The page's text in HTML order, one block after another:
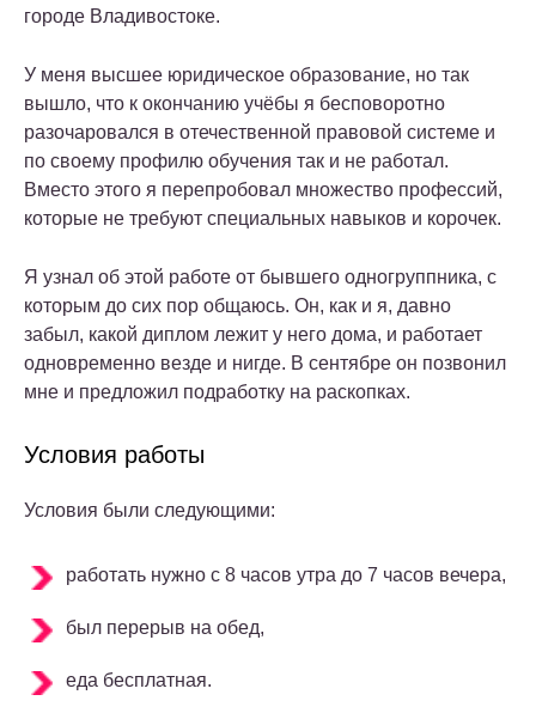
городе Владивостоке.
У меня высшее юридическое образование, но так
вышло, что к окончанию учёбы я бесповоротно
разочаровался в отечественной правовой системе и
по своему профилю обучения так и не работал.
Вместо этого я перепробовал множество профессий,
которые не требуют специальных навыков и корочек.
Я узнал об этой работе от бывшего одногруппника, с
которым до сих пор общаюсь. Он, как и я, давно
забыл, какой диплом лежит у него дома, и работает
одновременно везде и нигде. В сентябре он позвонил
мне и предложил подработку на раскопках.
Условия работы
Условия были следующими:
работать нужно с 8 часов утра до 7 часов вечера,
был перерыв на обед,
еда бесплатная.